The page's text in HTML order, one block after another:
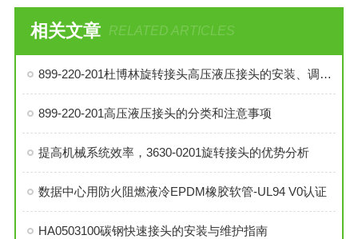
相关文章 RELATED ARTICLES
899-220-201杜博林旋转接头高压液压接头的安装、调试与维护技巧
899-220-201高压液压接头的分类和注意事项
提高机械系统效率，3630-0201旋转接头的优势分析
数据中心用防火阻燃液冷EPDM橡胶软管-UL94 V0认证
HA0503100碳钢快速接头的安装与维护指南